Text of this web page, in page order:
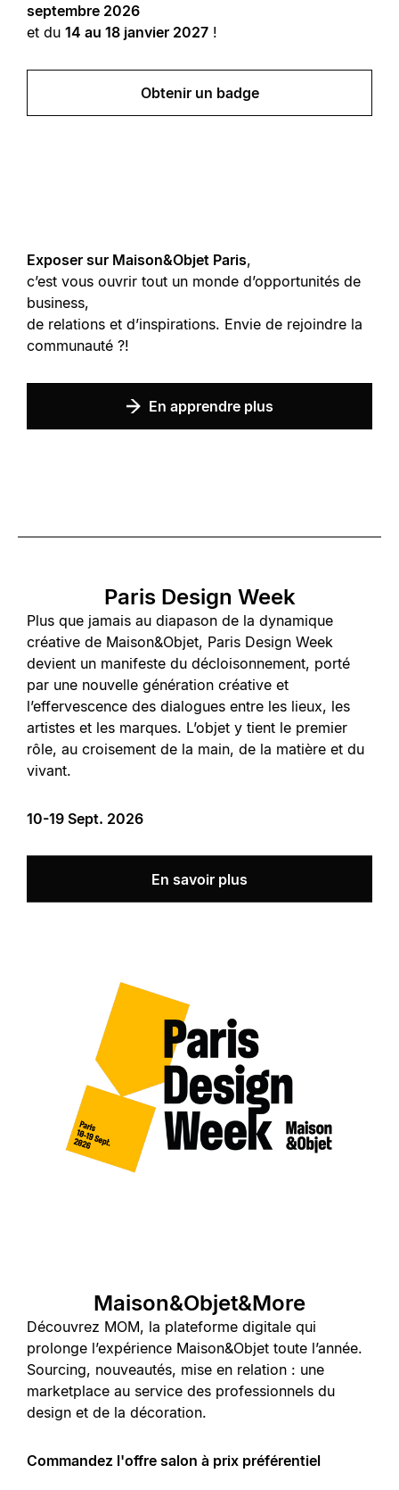
septembre 2026
et du 14 au 18 janvier 2027 !
Obtenir un badge
Exposer sur Maison&Objet Paris,
c’est vous ouvrir tout un monde d’opportunités de
business,
de relations et d’inspirations. Envie de rejoindre la
communauté ?!
En apprendre plus
Paris Design Week
Plus que jamais au diapason de la dynamique
créative de Maison&Objet, Paris Design Week
devient un manifeste du décloisonnement, porté
par une nouvelle génération créative et
l’effervescence des dialogues entre les lieux, les
artistes et les marques. L’objet y tient le premier
rôle, au croisement de la main, de la matière et du
vivant.
10-19 Sept. 2026
En savoir plus
Maison&Objet&More
Découvrez MOM, la plateforme digitale qui
prolonge l’expérience Maison&Objet toute l’année.
Sourcing, nouveautés, mise en relation : une
marketplace au service des professionnels du
design et de la décoration.
Commandez l'offre salon à prix préférentiel